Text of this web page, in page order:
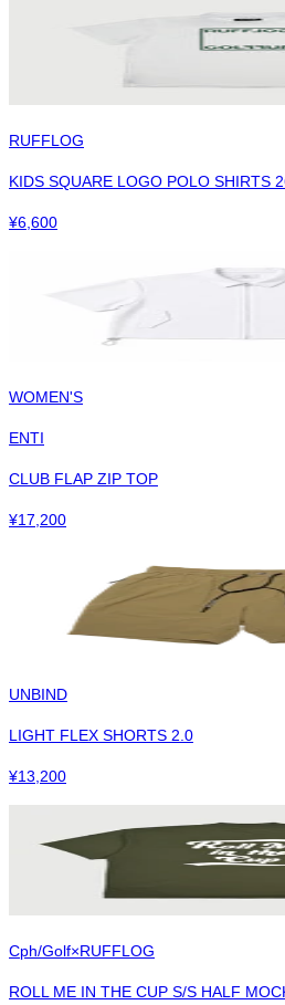
RUFFLOG
KIDS SQUARE LOGO POLO SHIRTS
¥6,600
WOMEN'S
ENTI
CLUB FLAP ZIP TOP
¥17,200
UNBIND
LIGHT FLEX SHORTS 2.0
¥13,200
Cph/Golf×RUFFLOG
ROLL ME IN THE CUP S/S HALF